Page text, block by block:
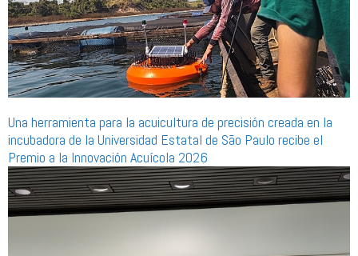
Una herramienta para la acuicultura de precisión creada en la
Premio a la Innovación Acuícola 2026